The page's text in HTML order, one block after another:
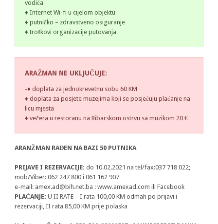
vodiča
♦ Internet Wi-fi u cijelom objektu
♦ putničko – zdravstveno osiguranje
♦ troškovi organizacije putovanja
ARAŽMAN NE UKLJUČUJE:
-♦ doplata za jednokrevetnu sobu 60 KM
♦ doplata za posjete muzejima koji se posjećuju plaćanje na
licu mjesta
♦ večera u restoranu na Ribarskom ostrvu sa muzikom 20 €
ARANŽMAN RAĐEN NA BAZI 50 PUTNIKA
PRIJAVE I REZERVACIJE: do 10.02.2021 na tel/fax:037 718 022;
mob/Viber: 062 247 800 i 061 162 907
e-mail: amex.ad@bih.net.ba : www.amexad.com ili Facebook
PLAĆANJE: U II RATE – I rata 100,00 KM odmah po prijavi i
rezervaciji, II rata 85,00 KM prije polaska